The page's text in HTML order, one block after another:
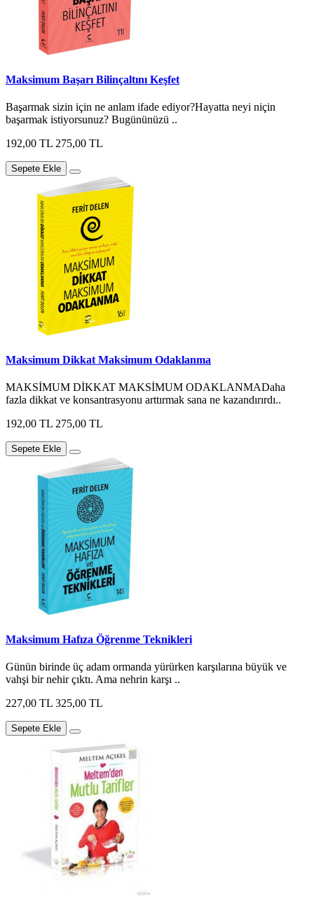
Maksimum Başarı Bilinçaltını Keşfet
Başarmak sizin için ne anlam ifade ediyor?Hayatta neyi niçin
başarmak istiyorsunuz? Bugününüzü ..
192,00 TL 275,00 TL
Sepete Ekle
Maksimum Dikkat Maksimum Odaklanma
MAKSİMUM DİKKAT MAKSİMUM ODAKLANMADaha
fazla dikkat ve konsantrasyonu arttırmak sana ne kazandırırdı..
192,00 TL 275,00 TL
Sepete Ekle
Maksimum Hafıza Öğrenme Teknikleri
Günün birinde üç adam ormanda yürürken karşılarına büyük ve
vahşi bir nehir çıktı. Ama nehrin karşı ..
227,00 TL 325,00 TL
Sepete Ekle